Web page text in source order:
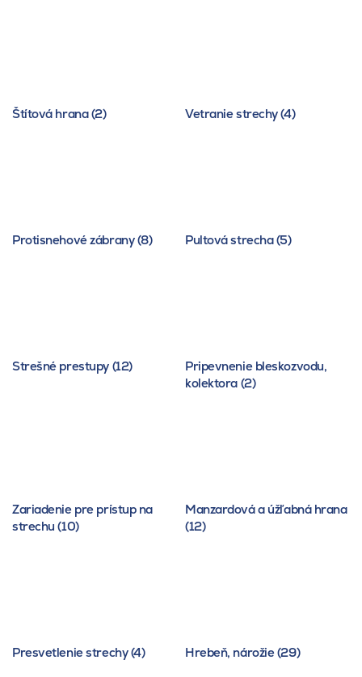
Štítová hrana (2) Vetranie strechy (4)
Protisnehové zábrany (8) Pultová strecha (5)
Strešné prestupy (12)
Pripevnenie bleskozvodu,
kolektora (2)
Zariadenie pre prístup na
strechu (10)
Manzardová a úžľabná hrana
(12)
Presvetlenie strechy (4) Hrebeň, nárožie (29)